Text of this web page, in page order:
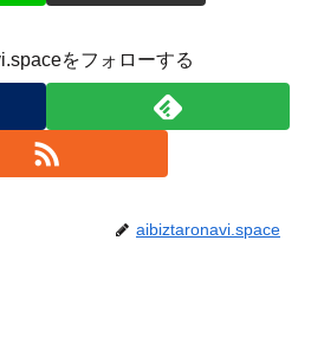
をフォローする
aibiztaronavi.space